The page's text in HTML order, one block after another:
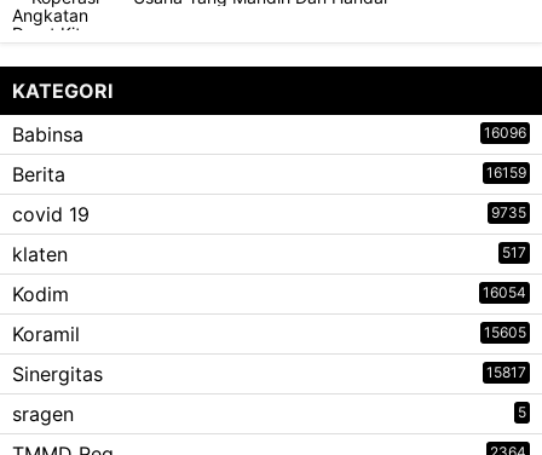
KATEGORI
Babinsa
16096
Berita 16159
covid 19 9735
klaten 517
Kodim 16054
Koramil 15605
Sinergitas 15817
sragen 5